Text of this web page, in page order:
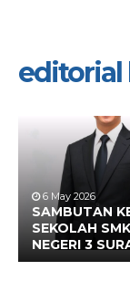
editorial
6 May 2026
SAMBUTAN
SEKOLAH SMK
NEGERI 3